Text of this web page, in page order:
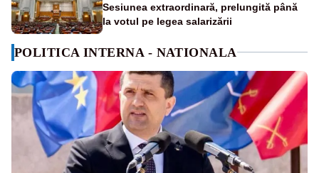
Sesiunea extraordinară, prelungită până
la votul pe legea salarizării
POLITICA INTERNA - NATIONALA